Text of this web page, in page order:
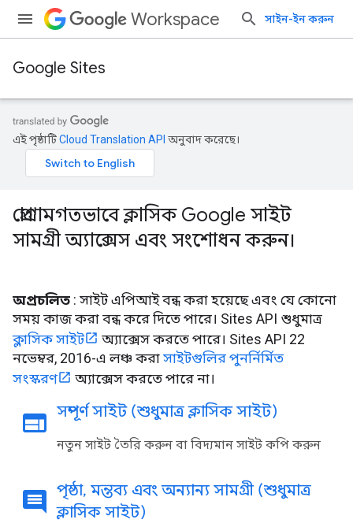
Workspace সাইন-ইন করুন
Google Sites
এই পৃষ্ঠাটিCloud Translation API অনুবাদ করেছে।
প্রোগ্রামগতভাবে ক্লাসিক Google সাইট
সামগ্রী অ্যাক্সেস এবং সংশোধন করুন।
অপ্রচলিত : সাইট এপিআই বন্ধ করা হয়েছে এবং যে কোনো
সময় কাজ করা বন্ধ করে দিতে পারে। Sites API শুধুমাত্র
ক্লাসিক সাইট
অ্যাক্সেস করতে পারে। Sites API 22
নভেম্বর, 2016-এ লঞ্চ করাসাইটগুলির পুনর্নির্মিত
সংস্করণ
অ্যাক্সেস করতে পারে না।
web সম্পূর্ণ সাইট (শুধুমাত্র ক্লাসিক সাইট)
নতুন সাইট তৈরি করুন বা বিদ্যমান সাইট কপি করুন
comment পৃষ্ঠা, মন্তব্য এবং অন্যান্য সামগ্রী (শুধুমাত্র
ক্লাসিক সাইট)